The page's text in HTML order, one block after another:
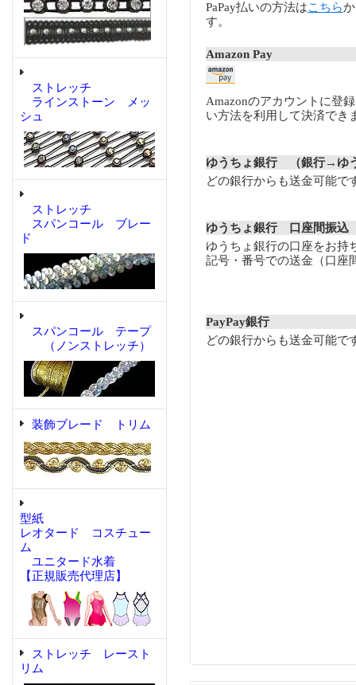
ストレッチ
ラインストーン メッ
シュ
ストレッチ
スパンコール ブレー
ド
スパンコール テープ
（ノンストレッチ）
装飾ブレード トリム
型紙
レオタード コスチュー
ム
ユニタード水着
【正規販売代理店】
ストレッチ レースト
リム
PaPay払いの方法はこちら
す。
Amazon Pay
Amazonのアカウントに登
い方法を利用して決済でき
ゆうちょ銀行 （銀行→ゆ
どの銀行からも送金可能で
ゆうちょ銀行 口座間振込
ゆうちょ銀行の口座をお持
記号・番号での送金（口座
PayPay銀行
どの銀行からも送金可能で